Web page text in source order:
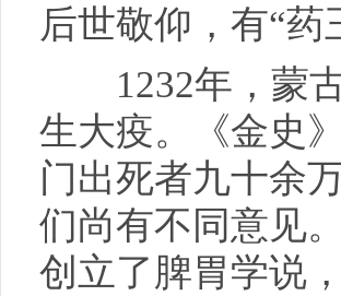
后世敬仰，有“药
1232年，蒙古
生大疫。《金史
门出死者九十余
们尚有不同意见
创立了脾胃学说